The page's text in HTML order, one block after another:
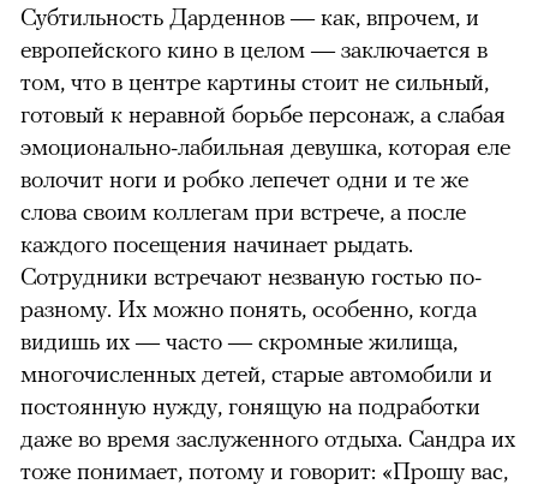
Субтильность Дарденнов — как, впрочем, и
европейского кино в целом — заключается в
том, что в центре картины стоит не сильный,
готовый к неравной борьбе персонаж, а слабая
эмоционально-лабильная девушка, которая еле
волочит ноги и робко лепечет одни и те же
слова своим коллегам при встрече, а после
каждого посещения начинает рыдать.
Сотрудники встречают незваную гостью по-
разному. Их можно понять, особенно, когда
видишь их — часто — скромные жилища,
многочисленных детей, старые автомобили и
постоянную нужду, гонящую на подработки
даже во время заслуженного отдыха. Сандра их
тоже понимает, потому и говорит: «Прошу вас,